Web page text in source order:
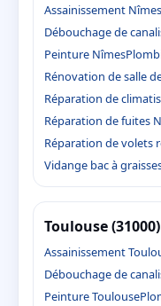
Assainissement Nîmes
Débouchage de
Peinture Nîmes
Rénovation de salle
Réparation de
Réparation de fuites
Réparation de volets
Vidange bac à
Toulouse (31000)
Assainissement
Débouchage de
Peinture Toulouse